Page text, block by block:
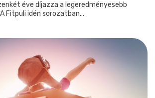
éve díjazza a legeredményesebb
Fitpuli idén sorozatban...